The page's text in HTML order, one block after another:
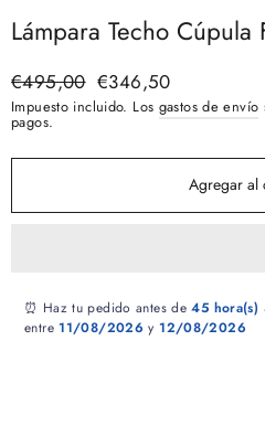
Lámpara Techo Cúpula
Precio
habitual
€495,00 Precio
de
oferta
€346,50
Impuesto incluido. Los gastos de envío
pagos.
Agregar al
⏰ Haz tu pedido antes de45 hora(s)
entre11/08/2026 y12/08/2026